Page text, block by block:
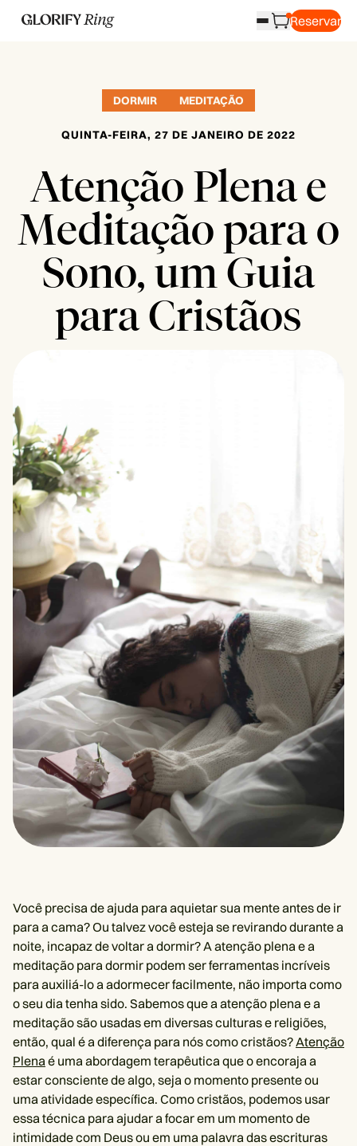
Reservar
DORMIR MEDITAÇÃO
QUINTA-FEIRA, 27 DE JANEIRO DE 2022
Atenção Plena e
Meditação para o
Sono, um Guia
para Cristãos
Você precisa de ajuda para aquietar sua mente antes de ir
para a cama? Ou talvez você esteja se revirando durante a
noite, incapaz de voltar a dormir? A atenção plena e a
meditação para dormir podem ser ferramentas incríveis
para auxiliá-lo a adormecer facilmente, não importa como
o seu dia tenha sido. Sabemos que a atenção plena e a
meditação são usadas em diversas culturas e religiões,
então, qual é a diferença para nós como cristãos?Atenção
Plena é uma abordagem terapêutica que o encoraja a
estar consciente de algo, seja o momento presente ou
uma atividade específica. Como cristãos, podemos usar
essa técnica para ajudar a focar em um momento de
intimidade com Deus ou em uma palavra das escrituras